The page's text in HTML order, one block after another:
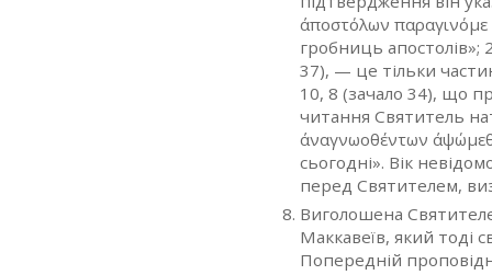
άποστόλων
гробниць
37), — це тільки
10, 8 (зачало 34), що
читання Святитель
άναγνωοθέντων
сьогодні». Вік
перед Святителем,
Виголошена
Маккавеїв, який тоді
Попередній